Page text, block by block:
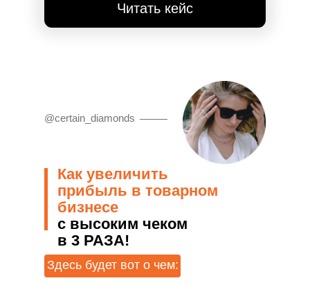
Читать кейс
Как увеличить
прибыль в товарном
бизнесе
с высоким чеком
в 3 РАЗА!
@certain_diamonds
Здесь будет вот о чем: